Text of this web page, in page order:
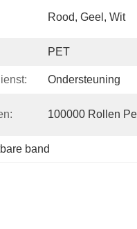
Rood, Geel, Wit
PET
Ondersteuning
100000 Rollen
band